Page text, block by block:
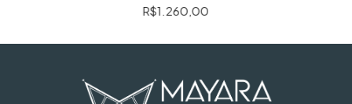
R$1.260,00